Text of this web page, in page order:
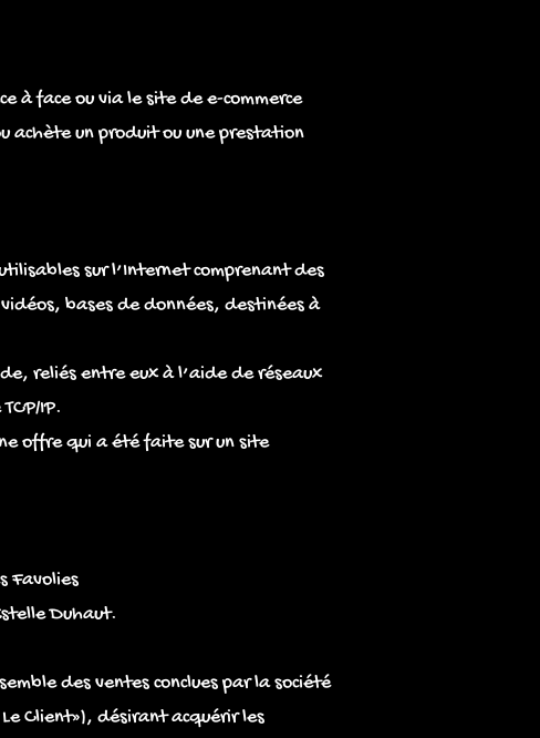
à face ou via le site de e-commerce
achète un produit ou une prestation
sur l’Internet comprenant des
bases de données, destinées à
reliés entre eux à l’aide de réseaux
IP.
offre qui a été faite sur un site
Favolies
Duhaut.
des ventes conclues par la société
Client»), désirant acquérir les